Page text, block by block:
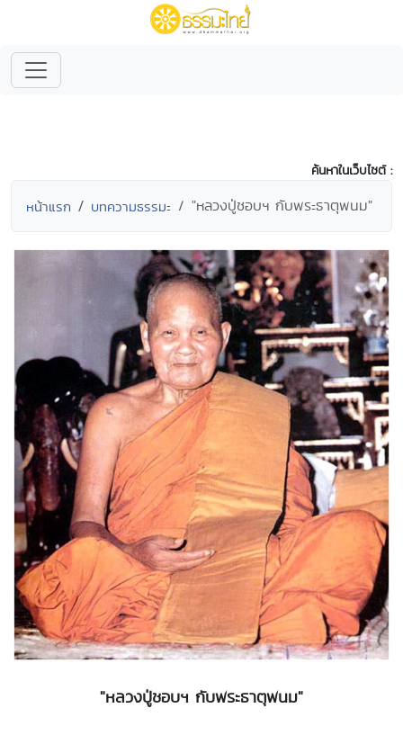
ค้นหาในเว็บไซต์ :
หน้าแรก บทความธรรมะ "หลวงปู่ชอบฯ กับพระธาตุพนม"
"หลวงปู่ชอบฯ กับพระธาตุพนม"